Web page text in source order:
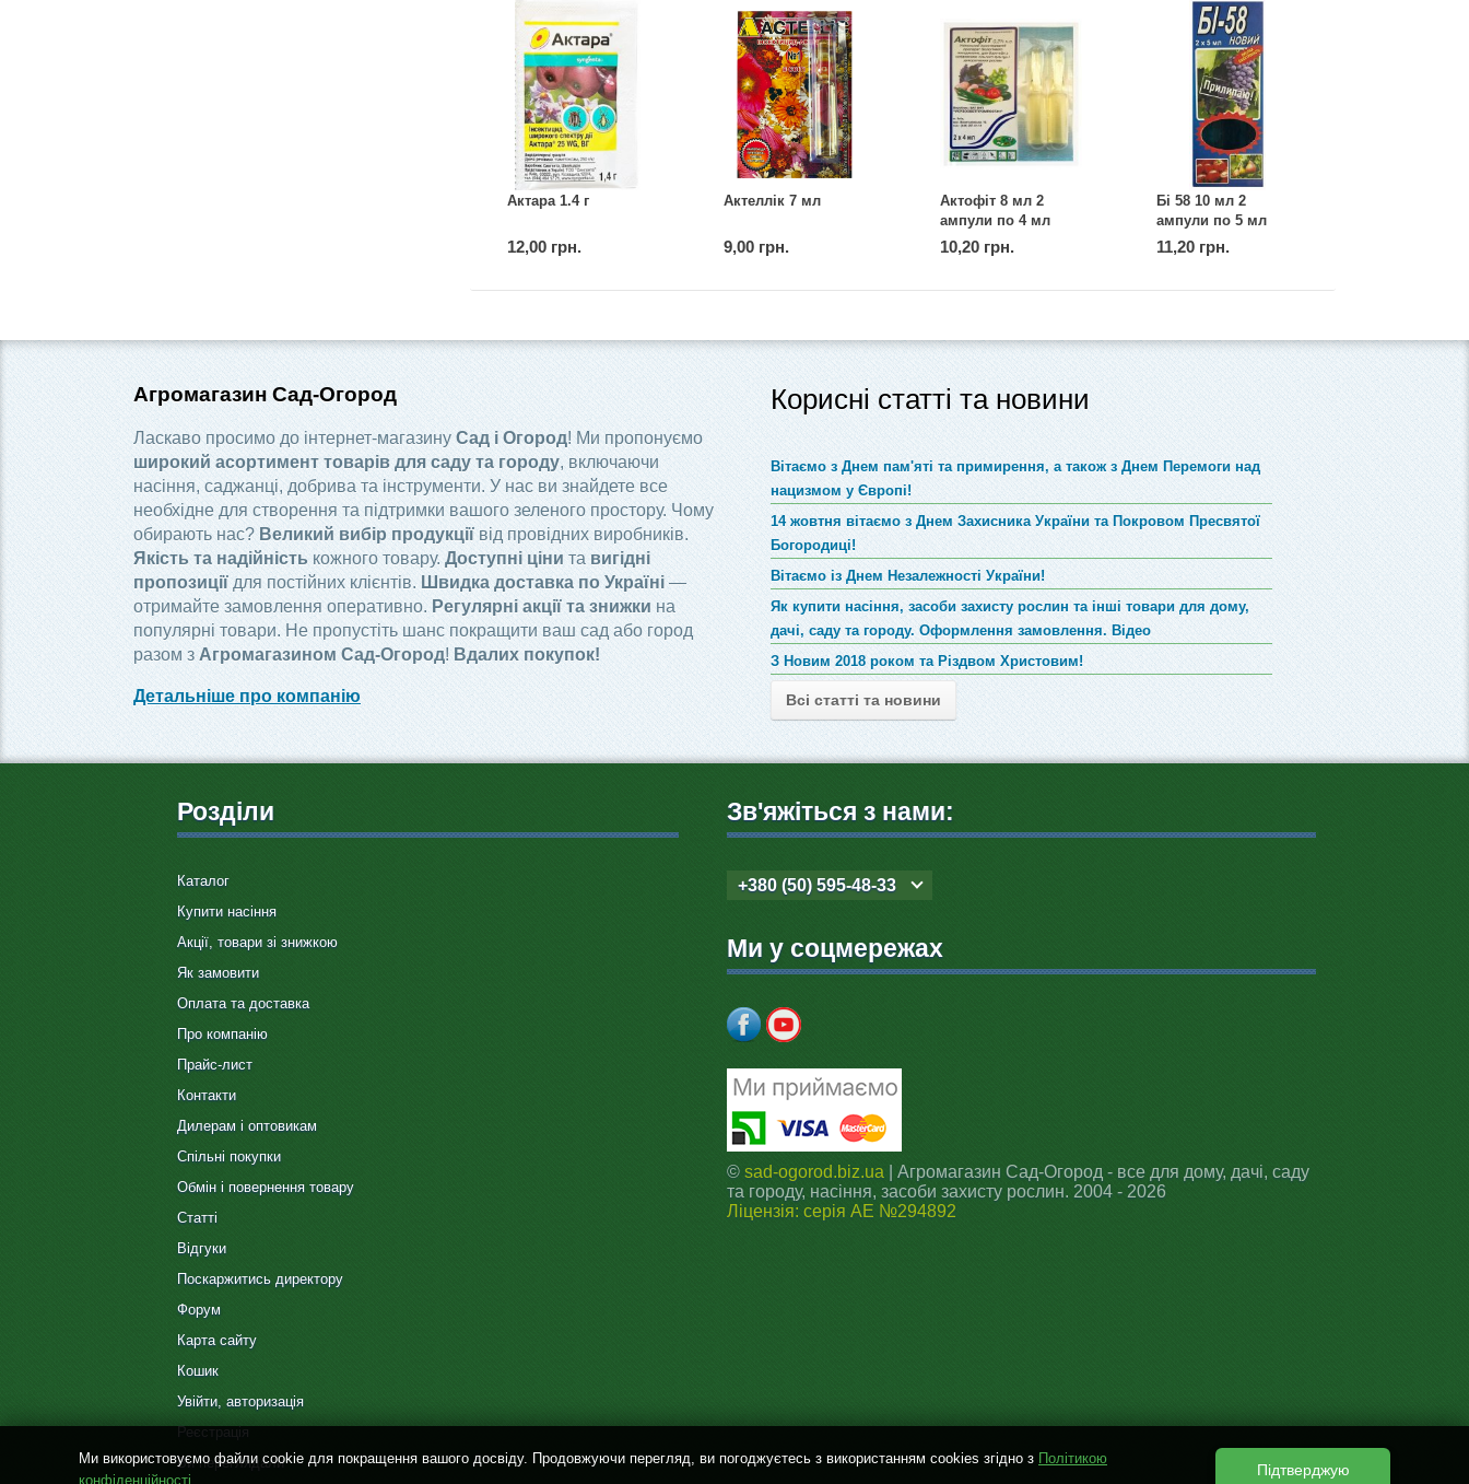
Актара 1.4 г
12,00 грн.
Актеллік 7 мл
9,00 грн.
Актофіт 8 мл 2
ампули по 4 мл
10,20 грн.
Бі 58 10 мл 2
ампули по 5 мл
11,20 грн.
Агромагазин Сад-Огород
Ласкаво просимо до інтернет-магазину Сад і Огород! Ми пропонуємо
широкий асортимент товарів для саду та городу, включаючи
насіння, саджанці, добрива та інструменти. У нас ви знайдете все
необхідне для створення та підтримки вашого зеленого простору. Чому
обирають нас? Великий вибір продукції від провідних виробників.
Якість та надійність кожного товару.Доступні ціни та вигідні
пропозиціїдля постійних клієнтів. Швидка доставка по Україні—
отримайте замовлення оперативно. Регулярні акції та знижки на
популярні товари. Не пропустіть шанс покращити ваш сад або город
разом зАгромагазином Сад-Огород! Вдалих покупок!
Детальніше про компанію
Корисні статті та новини
Вітаємо з Днем пам'яті та примирення, а також з Днем Перемоги над
нацизмом у Європі!
14 жовтня вітаємо з Днем Захисника України та Покровом Пресвятої
Богородиці!
Вітаємо із Днем Незалежності України!
Як купити насіння, засоби захисту рослин та інші товари для дому,
дачі, саду та городу. Оформлення замовлення. Відео
З Новим 2018 роком та Різдвом Христовим!
Всі статті та новини
Розділи
Каталог
Купити насіння
Акції, товари зі знижкою
Як замовити
Оплата та доставка
Про компанію
Прайс-лист
Контакти
Дилерам і оптовикам
Спільні покупки
Обмін і повернення товару
Статті
Відгуки
Поскаржитись директору
Форум
Карта сайту
Кошик
Увійти, авторизація
Ви переглядали
Зв'яжіться з нами:
+380 (50) 595-48-33
Ми у соцмережах
© sad-ogorod.biz.ua | Агромагазин Сад-Огород - все для дому, дачі, саду
та городу, насіння, засоби захисту рослин. 2004 - 2026
Ліцензія: серія АЕ №294892
Ми використовуємо файли cookie для покращення вашого досвіду. Продовжуючи перегляд, ви погоджуєтесь з використанням cookies згідно з Політикою
конфіденційності
Підтверджую